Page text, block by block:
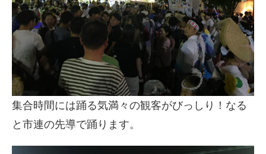
集合時間には踊る気満々の観客がびっしり！なる
と市連の先導で踊ります。